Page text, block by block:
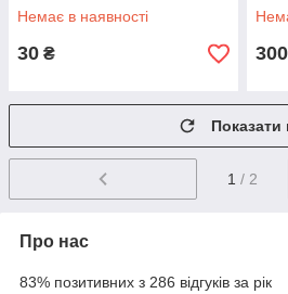
Немає в наявності
30 ₴ 300
Показати
1 / 2
Про нас
83% позитивних з 286 відгуків за рік